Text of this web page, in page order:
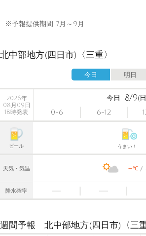
※予報提供期間 7月～9月
北中部地方(四日市)〈三重〉
今日 明日
2026年
08月09日
18時発表
今日 8/9(
0-6
6-12
ビール うまい！
天気・気温 -℃
降水確率
週間予報 北中部地方(四日市)〈三重